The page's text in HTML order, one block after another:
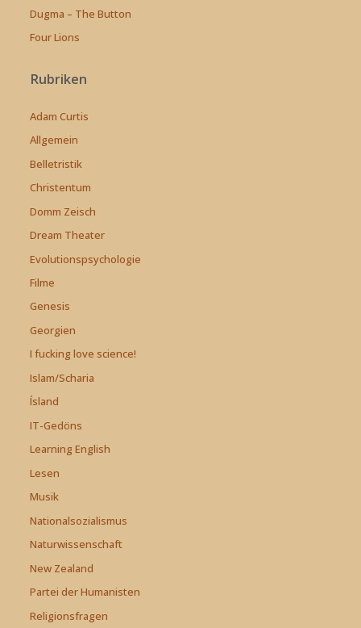
Dugma – The Button
Four Lions
Rubriken
Adam Curtis
Allgemein
Belletristik
Christentum
Domm Zeisch
Dream Theater
Evolutionspsychologie
Filme
Genesis
Georgien
I fucking love science!
Islam/Scharia
Ísland
IT-Gedöns
Learning English
Lesen
Musik
Nationalsozialismus
Naturwissenschaft
New Zealand
Partei der Humanisten
Religionsfragen